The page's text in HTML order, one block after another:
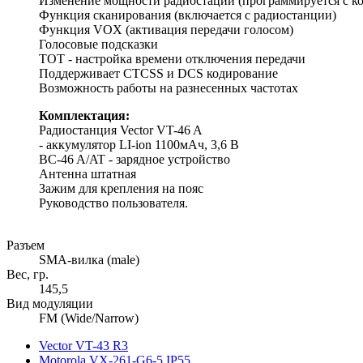
Функция сканирования (включается с радиостанции)
Функция VOX (активация передачи голосом)
Голосовые подсказки
ТОТ - настройка времени отключения передачи
Поддерживает CTCSS и DCS кодирование
Возможность работы на разнесенных частотах
Комплектация:
Радиостанция Vector VT-46 A
- аккумулятор LI-ion 1100мАч, 3,6 В
BC-46 A/AT - зарядное устройство
Антенна штатная
Зажим для крепления на пояс
Руководство пользователя.
Разъем
SMA-вилка (male)
Вес, гр.
145,5
Вид модуляции
FM (Wide/Narrow)
Vector VT-43 R3
Motorola VX-261-G6-5 IP55